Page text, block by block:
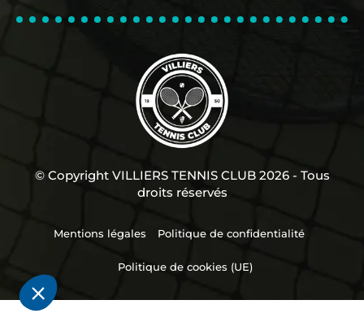
© Copyright VILLIERS TENNIS CLUB 2026 - Tous
droits réservés
Mentions légales Politique de confidentialité
Politique de cookies (UE)